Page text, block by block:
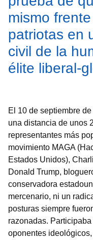
mismo
patriotas en
civil de la
élite liberal-
El 10 de septiembre
una distancia de unos
representantes más
movimiento MAGA
Estados Unidos),
Donald Trump,
conservadora
mercenario, ni un
posturas siempre
razonadas.
oponentes